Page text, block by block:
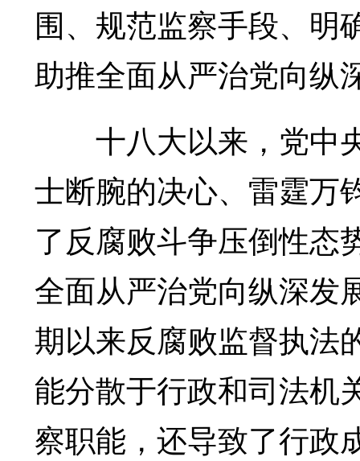
围、规范监察手段、明
助推全面从严治党向纵
十八大以来，党中
士断腕的决心、雷霆万
了反腐败斗争压倒性态
全面从严治党向纵深发
期以来反腐败监督执法
能分散于行政和司法机
察职能，还导致了行政